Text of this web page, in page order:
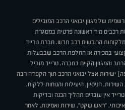
של מגוון יבואני הרכב המובילים
רכבים מיד ראשונה פרטית במסגרת
מלקוחות הרוכשים רכב חדש. חברת טרייד
במכירה או החלפת הרכב שבבעלות
והמגוון הקיים בחברה. טרייד מוביל
ישירות אצל יבואני הרכב תוך הקפדה רבה
הניסיון, היעילות והנוחות ללקוח.
אין עוברים תהליך הכנה ובדיקות
איכותי, "ראש שקט", שירות ואמינות. לאחר